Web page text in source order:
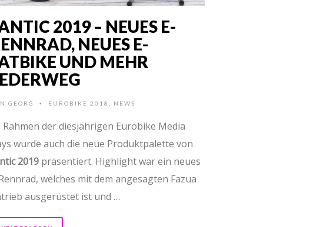
2019 – NEUES E-
NEUES E-
UND MEHR
GEORG • EUROBIKE 2018 NEWS
Rahmen der diesjährigen Eurobike Media
wurde auch die neue Produktpalette von
2019 präsentiert. Highlight war ein neues
welches mit dem angesagten Fazua
ausgerüstet ist und …